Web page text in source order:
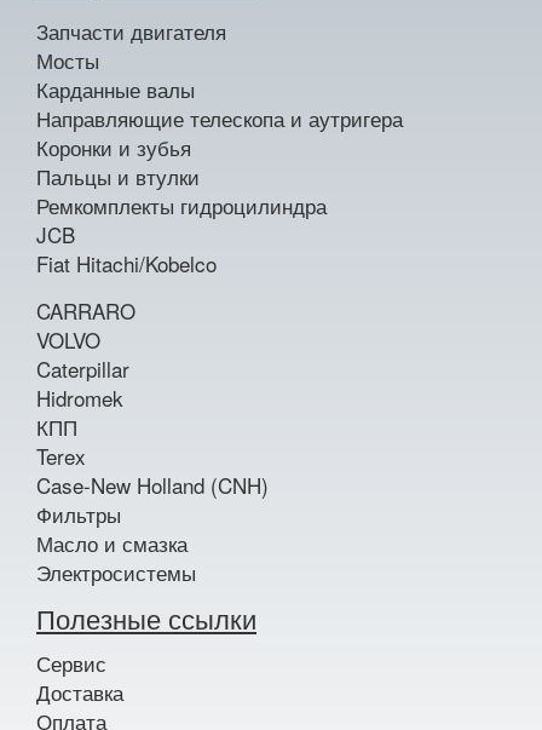
Запчасти двигателя
Мосты
Карданные валы
Направляющие телескопа и аутригера
Коронки и зубья
Пальцы и втулки
Ремкомплекты гидроцилиндра
JCB
Fiat Hitachi/Kobelco
CARRARO
VOLVO
Caterpillar
Hidromek
КПП
Terex
Case-New Holland (CNH)
Фильтры
Масло и смазка
Электросистемы
Полезные ссылки
Сервис
Доставка
Оплата